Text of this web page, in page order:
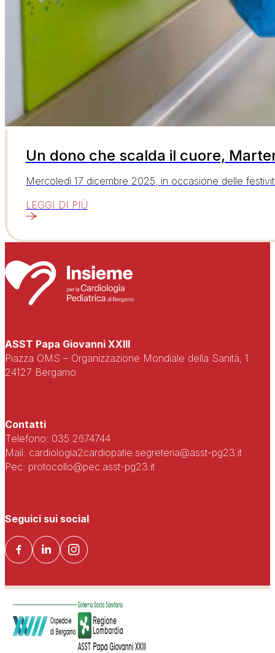
Un dono che scalda il cuore,
Mercoledì 17 dicembre 2025, in occasione delle
LEGGI DI PIÙ
ASST Papa Giovanni XXIII
Piazza OMS – Organizzazione Mondiale della Sanità, 1
24127 Bergamo
Contatti
Telefono: 035 2674744
Mail: cardiologia2cardiopatie.segreteria@asst-pg23.it
Pec: protocollo@pec.asst-pg23.it
Seguici sui social